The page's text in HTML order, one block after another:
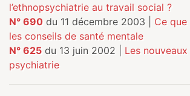
l’ethnopsychiatrie au travail social ?
N° 690 du 11 décembre 2003 | Ce
les conseils de santé mentale
N° 625 du 13 juin 2002 | Les
psychiatrie